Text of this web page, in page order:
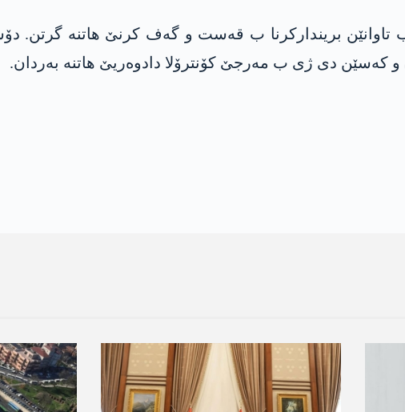
و کەسێن دی ژی ب مەرجێ کۆنترۆلا دادوەریێ ھاتنە بەردان.